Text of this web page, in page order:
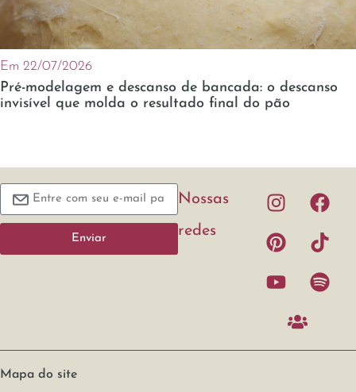
Em 22/07/2026
Pré-modelagem e descanso de bancada: o descanso
invisível que molda o resultado final do pão
Enviar
Nossas
redes
Mapa do site